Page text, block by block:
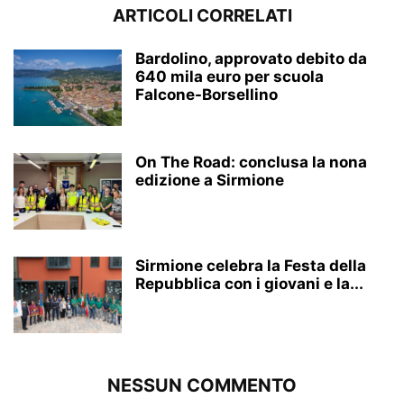
ARTICOLI CORRELATI
Bardolino, approvato debito da
640 mila euro per scuola
Falcone-Borsellino
On The Road: conclusa la nona
edizione a Sirmione
Sirmione celebra la Festa della
Repubblica con i giovani e la...
NESSUN COMMENTO